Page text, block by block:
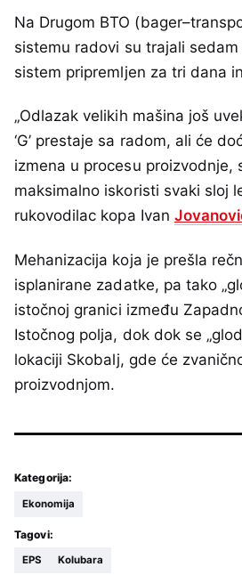
Na Drugom BTO
sistemu radovi su trajali
sistem pripremljen za tri dana
„Odlazak velikih mašina još
‘G’ prestaje sa radom, ali će
izmena u procesu proizvodnje,
maksimalno iskoristi svaki sloj
rukovodilac kopa Ivan
Mehanizacija koja je prešla
isplanirane zadatke, pa tako
istočnoj granici između
Istočnog polja, dok dok se
lokaciji Skobalj, gde će
proizvodnjom.
Kategorija:
Ekonomija
Tagovi:
EPS Kolubara